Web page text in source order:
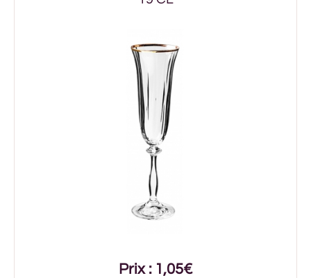
Prix : 1,05€